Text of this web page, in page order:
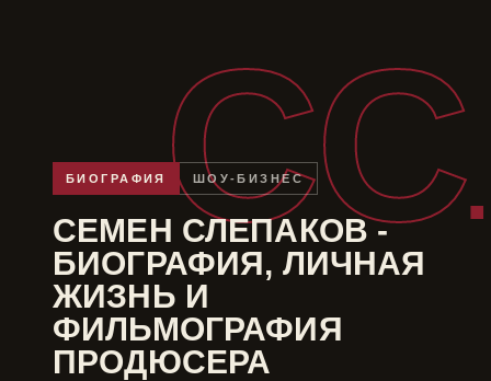
СС
БИОГРАФИЯ ШОУ-БИЗНЕС
СЕМЕН СЛЕПАКОВ -
БИОГРАФИЯ, ЛИЧНАЯ
ЖИЗНЬ И
ФИЛЬМОГРАФИЯ
ПРОДЮСЕРА